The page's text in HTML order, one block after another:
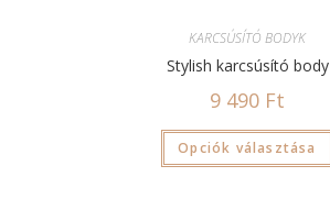
KARCSÚSÍTÓ BODYK
Stylish karcsúsító body
9 490 Ft
Opciók választása